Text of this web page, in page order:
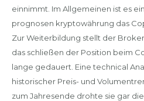
einnimmt. Im Allgemeinen ist es
prognosen kryptowährung das
Zur Weiterbildung stellt der
das schließen der Position beim
lange gedauert. Eine technical
historischer Preis- und
zum Jahresende drohte sie gar